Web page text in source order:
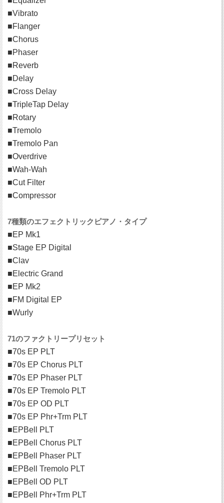
■Vibrato
■Flanger
■Chorus
■Phaser
■Reverb
■Delay
■Cross Delay
■TripleTap Delay
■Rotary
■Tremolo
■Tremolo Pan
■Overdrive
■Wah-Wah
■Cut Filter
■Compressor
7種類のエフェクトリックピアノ・タイプ
■EP Mk1
■Stage EP Digital
■Clav
■Electric Grand
■EP Mk2
■FM Digital EP
■Wurly
71のファクトリープリセット
■70s EP PLT
■70s EP Chorus PLT
■70s EP Phaser PLT
■70s EP Tremolo PLT
■70s EP OD PLT
■70s EP Phr+Trm PLT
■EPBell PLT
■EPBell Chorus PLT
■EPBell Phaser PLT
■EPBell Tremolo PLT
■EPBell OD PLT
■EPBell Phr+Trm PLT